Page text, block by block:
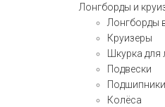
Лонгборды и
Лонгборды
Круизеры
Шкурка
Подвески
Подшипники
Колёса